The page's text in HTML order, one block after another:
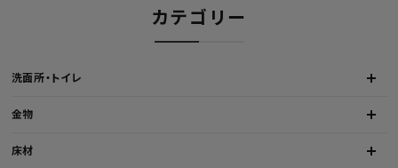
カテゴリー
洗面所・トイレ
金物
床材